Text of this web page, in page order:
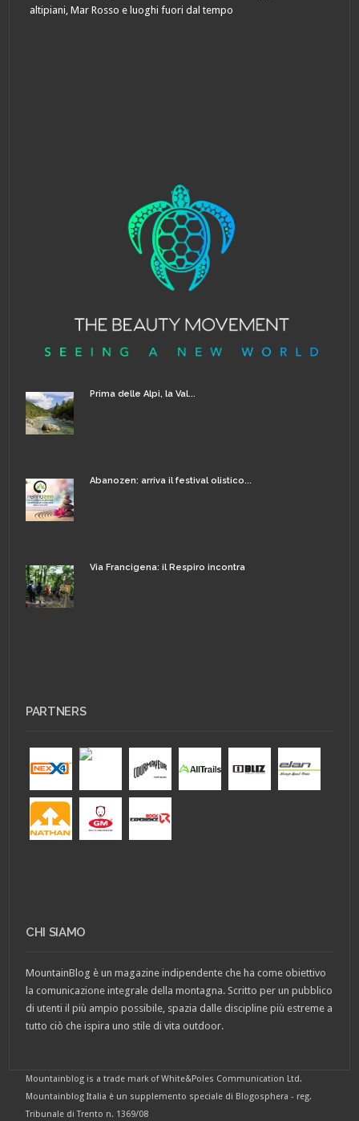
altipiani, Mar Rosso e luoghi fuori dal tempo
Prima delle Alpi, la Val...
Abanozen: arriva il festival olistico...
Via Francigena: il Respiro incontra
PARTNERS
CHI SIAMO
MountainBlog è un magazine indipendente che ha come obiettivo
la comunicazione integrale della montagna. Scritto per un pubblico
di utenti il più ampio possibile, spazia dalle discipline più estreme a
tutto ciò che ispira uno stile di vita outdoor.
Mountainblog is a trade mark of White&Poles Communication Ltd.
Mountainblog Italia è un supplemento speciale di Blogosphera - reg.
Tribunale di Trento n. 1369/08